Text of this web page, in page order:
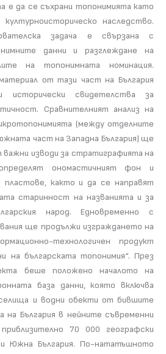
е да се съхрани топонимията като
наследство.
задача е свързана с
данни и разглеждане на
на топонимната номинация.
от тази част на България
исторически свидетелства за
Сравнителният анализ на
(между отделните
част на Западна България) ще
важни изводи за стратиграфията на
ономастичният фон и
както и да се направят
старинност на названията и за
народ. Едновременно с
ще продължи изграждането на
технологичен продукт
на българската топонимия“. През
беше положено началото на
база данни, която включва
и водни обекти от бившите
на България в нейните съвременни
70 000 географски
Южна България. По-нататъшното